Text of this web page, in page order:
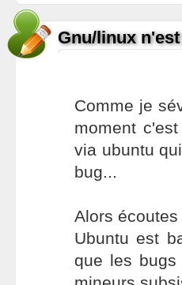
Gnu/linux
Comme je
moment
via ubuntu
bug...
Alors
Ubuntu est
que les